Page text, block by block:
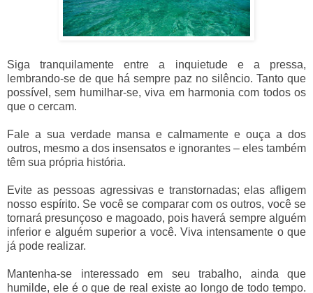
Siga tranquilamente entre a inquietude e a pressa,
lembrando-se de que há sempre paz no silêncio. Tanto que
possível, sem humilhar-se, viva em harmonia com todos os
que o cercam.
Fale a sua verdade mansa e calmamente e ouça a dos
outros, mesmo a dos insensatos e ignorantes – eles também
têm sua própria história.
Evite as pessoas agressivas e transtornadas; elas afligem
nosso espírito. Se você se comparar com os outros, você se
tornará presunçoso e magoado, pois haverá sempre alguém
inferior e alguém superior a você. Viva intensamente o que
já pode realizar.
Mantenha-se interessado em seu trabalho, ainda que
humilde, ele é o que de real existe ao longo de todo tempo.